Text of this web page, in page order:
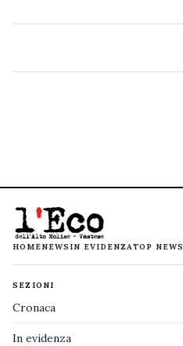
HOMENEWS IN EVIDENZATOP NEWS
SEZIONI
Cronaca
In evidenza